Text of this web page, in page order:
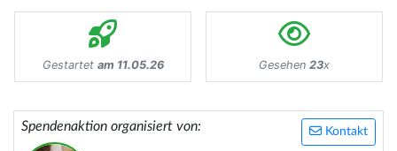
Gestartet am 11.05.26 Gesehen 23x
Kontakt
Spendenaktion organisiert von: